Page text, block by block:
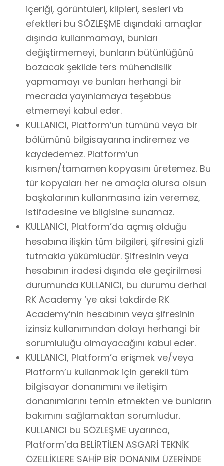
içeriği, görüntüleri, klipleri, sesleri vb
efektleri bu SÖZLEŞME dışındaki amaçlar
dışında kullanmamayı, bunları
değiştirmemeyi, bunların bütünlüğünü
bozacak şekilde ters mühendislik
yapmamayı ve bunları herhangi bir
mecrada yayınlamaya teşebbüs
etmemeyi kabul eder.
KULLANICI, Platform’un tümünü veya bir
bölümünü bilgisayarına indiremez ve
kaydedemez. Platform’un
kısmen/tamamen kopyasını üretemez. Bu
tür kopyaları her ne amaçla olursa olsun
başkalarının kullanmasına izin veremez,
istifadesine ve bilgisine sunamaz.
KULLANICI, Platform’da açmış olduğu
hesabına ilişkin tüm bilgileri, şifresini gizli
tutmakla yükümlüdür. Şifresinin veya
hesabının iradesi dışında ele geçirilmesi
durumunda KULLANICI, bu durumu derhal
RK Academy ‘ye aksi takdirde RK
Academy’nin hesabının veya şifresinin
izinsiz kullanımından dolayı herhangi bir
sorumluluğu olmayacağını kabul eder.
KULLANICI, Platform’a erişmek ve/veya
Platform’u kullanmak için gerekli tüm
bilgisayar donanımını ve iletişim
donanımlarını temin etmekten ve bunların
bakımını sağlamaktan sorumludur.
KULLANICI bu SÖZLEŞME uyarınca,
Platform’da BELİRTİLEN ASGARİ TEKNİK
ÖZELLİKLERE SAHİP BİR DONANIM ÜZERİNDE